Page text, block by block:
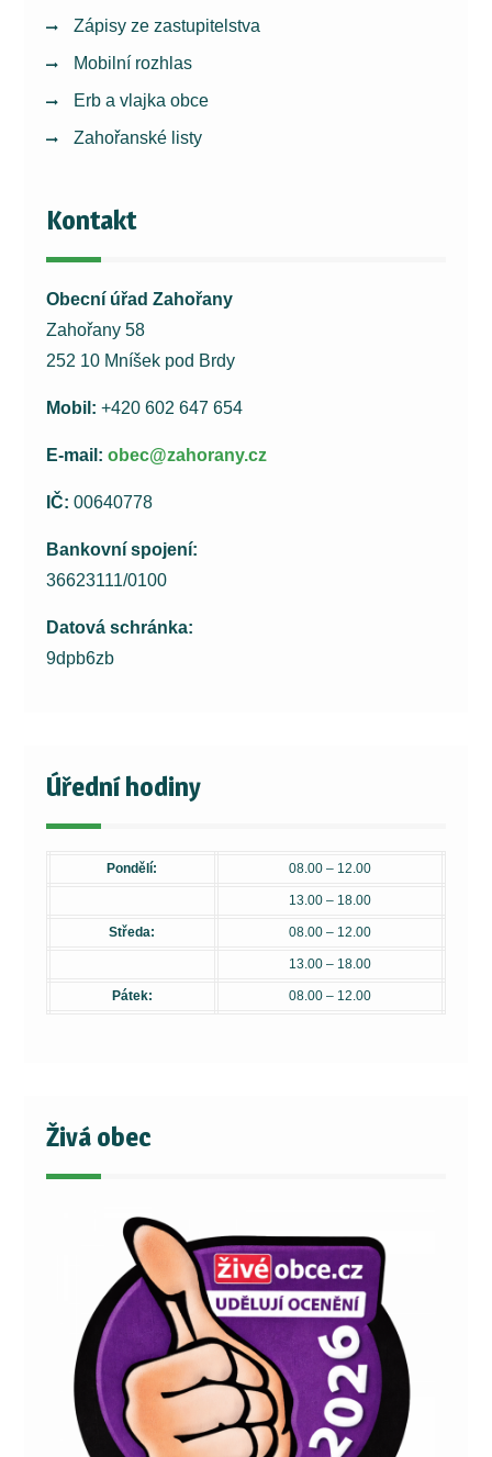
Zápisy ze zastupitelstva
Mobilní rozhlas
Erb a vlajka obce
Zahořanské listy
Kontakt
Obecní úřad Zahořany
Zahořany 58
252 10 Mníšek pod Brdy
Mobil: +420 602 647 654
E-mail: obec@zahorany.cz
IČ: 00640778
Bankovní spojení:
36623111/0100
Datová schránka:
9dpb6zb
Úřední hodiny
Pondělí: 08.00 – 12.00
13.00 – 18.00
Středa: 08.00 – 12.00
13.00 – 18.00
Pátek: 08.00 – 12.00
Živá obec